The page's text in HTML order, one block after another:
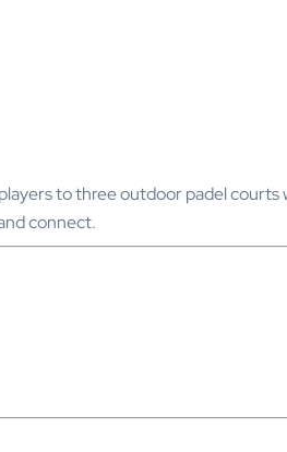
to three outdoor padel
connect.